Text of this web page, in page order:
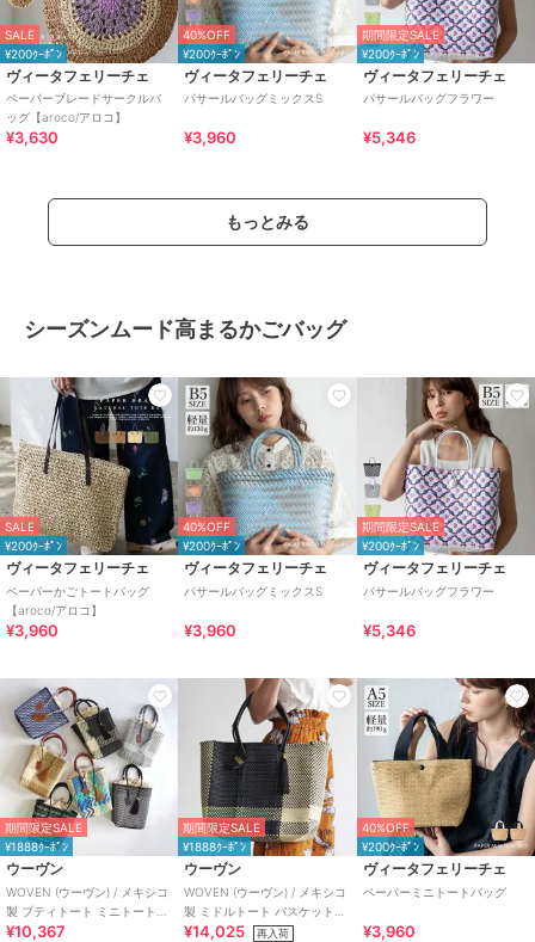
SALE
¥200ｸｰﾎﾟﾝ
ヴィータフェリーチェ
ペーパーブレードサークルバ
ッグ【aroco/アロコ】
¥3,630
40%OFF
¥200ｸｰﾎﾟﾝ
ヴィータフェリーチェ
パサールバッグミックスS
¥3,960
期間限定SALE
¥200ｸｰﾎﾟﾝ
ヴィータフェリーチェ
パサールバッグフラワー
¥5,346
もっとみる
シーズンムード高まるかごバッグ
SALE
¥200ｸｰﾎﾟﾝ
ヴィータフェリーチェ
ペーパーかごトートバッグ
【aroco/アロコ】
¥3,960
40%OFF
¥200ｸｰﾎﾟﾝ
ヴィータフェリーチェ
パサールバッグミックスS
¥3,960
期間限定SALE
¥200ｸｰﾎﾟﾝ
ヴィータフェリーチェ
パサールバッグフラワー
¥5,346
期間限定SALE
¥1888ｸｰﾎﾟﾝ
ウーヴン
WOVEN (ウーヴン) / メキシコ
製 プティトート ミニトートバ
ッグ メルカドバッグ かごバッ
¥10,367
期間限定SALE
¥1888ｸｰﾎﾟﾝ
ウーヴン
WOVEN (ウーヴン) / メキシコ
製 ミドルトート バスケットバ
ッグ メルカドバッグ かごバッ
¥14,025 再入荷
40%OFF
¥200ｸｰﾎﾟﾝ
ヴィータフェリーチェ
ペーパーミニトートバッグ
¥3,960